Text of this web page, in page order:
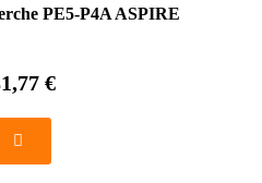
PE5-P4A ASPIRE
€